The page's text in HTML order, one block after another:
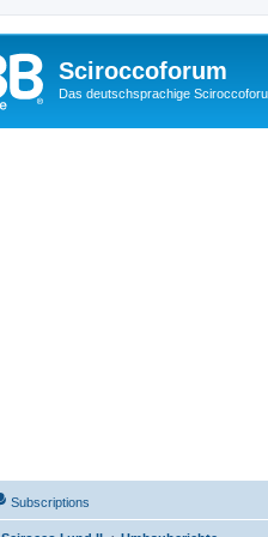
Sciroccoforum
Das deutschsprachige
Subscriptions